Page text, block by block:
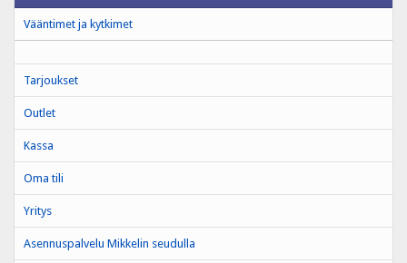
Vääntimet ja kytkimet
Tarjoukset
Outlet
Kassa
Oma tili
Yritys
Asennuspalvelu Mikkelin seudulla